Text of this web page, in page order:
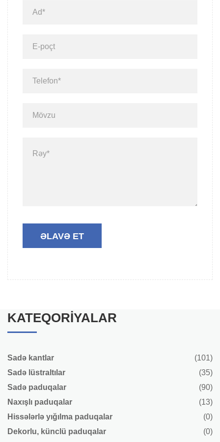
KATEQORIYALAR
Sadə kantlar
(101)
Sadə lüstraltılar
(35)
Sadə paduqalar
(90)
Naxışlı paduqalar
(13)
Hissələrlə yığılma paduqalar
(0)
Dekorlu, künclü paduqalar
(0)